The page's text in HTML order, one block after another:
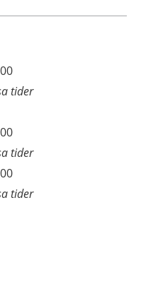
tider
tider
tider